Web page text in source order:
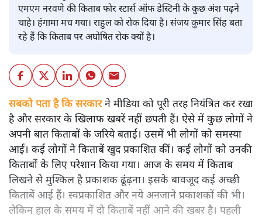
एमएम नरवणे की किताब फोर स्टार्स ऑफ डेस्टिनी के कुछ अंश पढ़ने
चाहे। हंगामा मच गया। राहुल को रोक दिया है। संजय कुमार सिंह बता
रहे हैं कि किताब पर अघोषित रोक क्यों है।
सबको पता है कि सरकारने मीडिया को पूरी तरह नियंत्रित कर रखा
है और सरकार के खिलाफ खबरें नहीं छपती हैं। ऐसे में कुछ लोगों ने
अपनी बात किताबों के जरिये बताई। उसमें भी लोगों को समस्या
आई। कई लोगों ने किताबें खुद प्रकाशित कीं। कई लोगों को उनकी
किताबों के लिए परेशान किया गया। आज के समय में किताब
लिखने से मुश्किल है प्रकाशक ढूंढ़ना। इसके बावजूद कई अच्छी
किताबें आई हैं। स्वप्रकाशित और नये अनजाने प्रकाशकों की भी।
लेकिन हाल के समय में दो किताबें नहीं आने की खबर है। पहली